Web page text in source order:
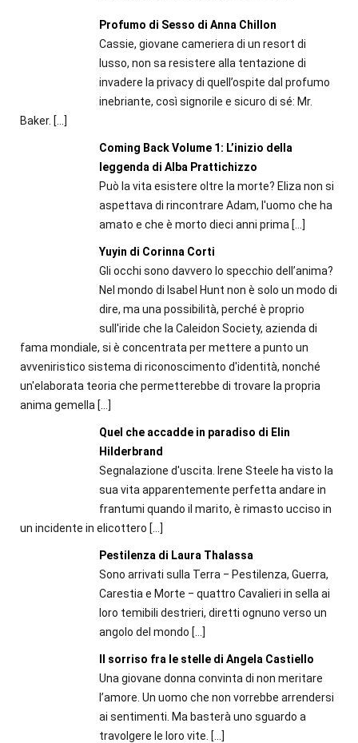
Profumo di Sesso di Anna Chillon
Cassie, giovane cameriera di un resort di
lusso, non sa resistere alla tentazione di
invadere la privacy di quell’ospite dal profumo
inebriante, così signorile e sicuro di sé: Mr.
Baker. […]
Coming Back Volume 1: L’inizio della
leggenda di Alba Prattichizzo
Può la vita esistere oltre la morte? Eliza non si
aspettava di rincontrare Adam, l'uomo che ha
amato e che è morto dieci anni prima […]
Yuyin di Corinna Corti
Gli occhi sono davvero lo specchio dell’anima?
Nel mondo di Isabel Hunt non è solo un modo di
dire, ma una possibilità, perché è proprio
sull'iride che la Caleidon Society, azienda di
fama mondiale, si è concentrata per mettere a punto un
avveniristico sistema di riconoscimento d'identità, nonché
un'elaborata teoria che permetterebbe di trovare la propria
anima gemella […]
Quel che accadde in paradiso di Elin
Hilderbrand
Segnalazione d'uscita. Irene Steele ha visto la
sua vita apparentemente perfetta andare in
frantumi quando il marito, è rimasto ucciso in
un incidente in elicottero […]
Pestilenza di Laura Thalassa
Sono arrivati sulla Terra ‒ Pestilenza, Guerra,
Carestia e Morte ‒ quattro Cavalieri in sella ai
loro temibili destrieri, diretti ognuno verso un
angolo del mondo […]
Il sorriso fra le stelle di Angela Castiello
Una giovane donna convinta di non meritare
l’amore. Un uomo che non vorrebbe arrendersi
ai sentimenti. Ma basterà uno sguardo a
travolgere le loro vite. […]